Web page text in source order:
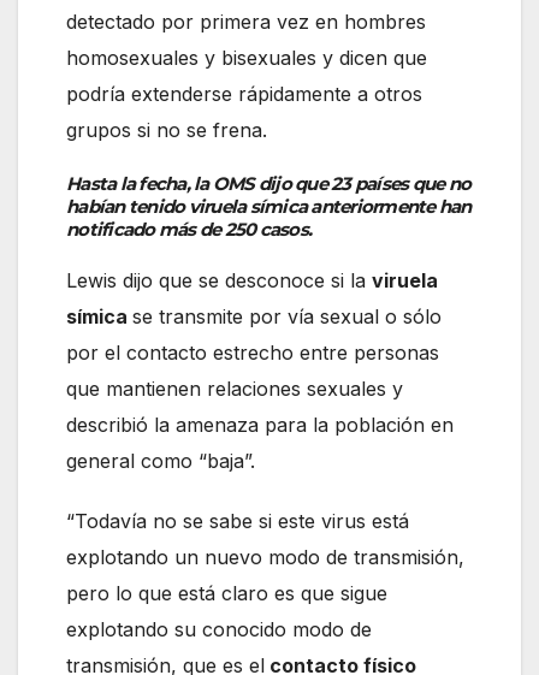
detectado por primera vez en hombres
homosexuales y bisexuales y dicen que
podría extenderse rápidamente a otros
grupos si no se frena.
Hasta la fecha, la OMS dijo que 23 países que no
habían tenido viruela símica anteriormente han
notificado más de 250 casos.
Lewis dijo que se desconoce si la viruela
símica se transmite por vía sexual o sólo
por el contacto estrecho entre personas
que mantienen relaciones sexuales y
describió la amenaza para la población en
general como “baja”.
“Todavía no se sabe si este virus está
explotando un nuevo modo de transmisión,
pero lo que está claro es que sigue
explotando su conocido modo de
transmisión, que es el contacto físico